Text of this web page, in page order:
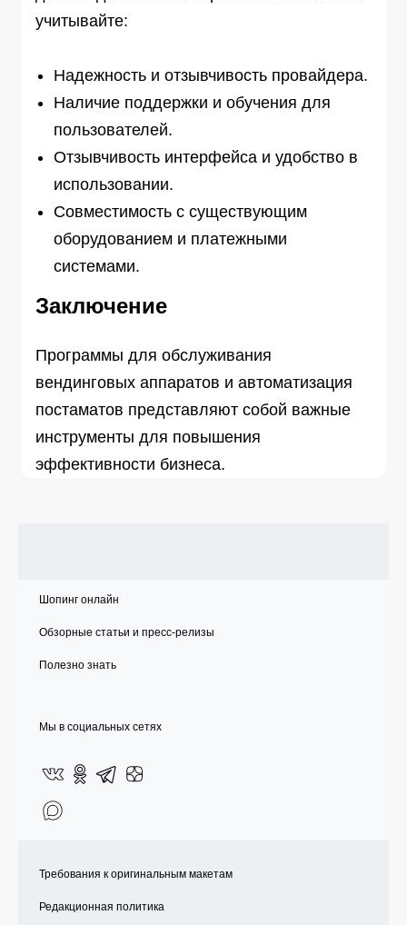
учитывайте:
Надежность и отзывчивость провайдера.
Наличие поддержки и обучения для
пользователей.
Отзывчивость интерфейса и удобство в
использовании.
Совместимость с существующим
оборудованием и платежными
системами.
Заключение
Программы для обслуживания
вендинговых аппаратов и автоматизация
постаматов представляют собой важные
инструменты для повышения
эффективности бизнеса.
Шопинг онлайн
Обзорные статьи и пресс-релизы
Полезно знать
Мы в социальных сетях
Требования к оригинальным макетам
Редакционная политика